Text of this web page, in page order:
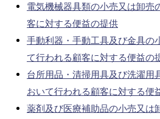
電気機械器具類の小売又は卸売
客に対する便益の提供
手動利器・手動工具及び金具の
て行われる顧客に対する便益の
台所用品・清掃用具及び洗濯用
おいて行われる顧客に対する便
薬剤及び医療補助品の小売又は